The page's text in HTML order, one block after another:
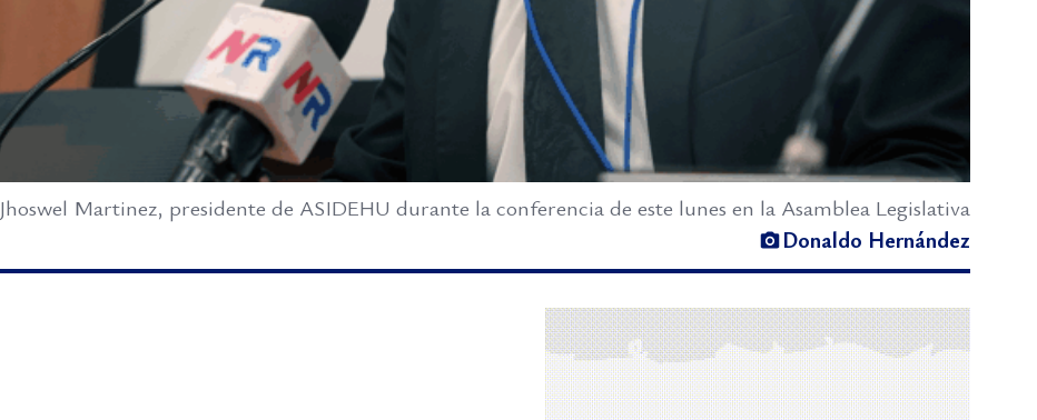
Jhoswel Martinez, presidente de ASIDEHU durante la conferencia de este lunes en la Asamblea Legislativa
Donaldo Hernández